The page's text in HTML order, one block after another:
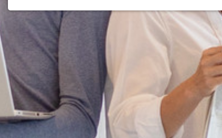
Notwendige Cookies ermöglichen grundlegende
Funktionen und sind für die einwandfreie Funktion
der Website erforderlich.
Google Analytics Opt-Out-Cookie
gaOptout
Zweck:
Dieser Cookie speichert die gewählte
Einverständnisoption bezüglich Google Analytics